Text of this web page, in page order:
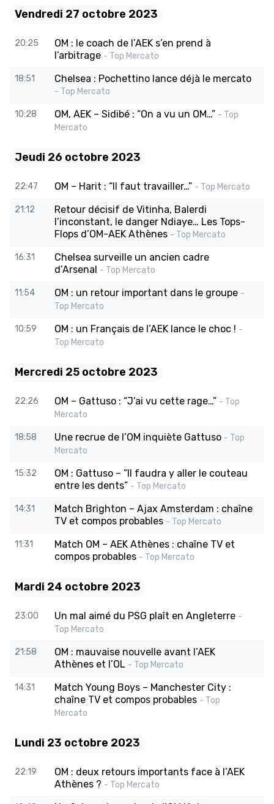
Vendredi 27 octobre 2023
20:25
OM : le coach de l’AEK s’en prend à
l’arbitrage - Top Mercato
18:51 Chelsea : Pochettino lance déjà le mercato
- Top Mercato
10:28 OM, AEK – Sidibé : “On a vu un OM…” - Top
Mercato
Jeudi 26 octobre 2023
22:47 OM – Harit : “Il faut travailler…” - Top Mercato
21:12
Retour décisif de Vitinha, Balerdi
l’inconstant, le danger Ndiaye… Les Tops-
Flops d’OM-AEK Athènes - Top Mercato
16:31
Chelsea surveille un ancien cadre
d’Arsenal - Top Mercato
11:54 OM : un retour important dans le groupe -
Top Mercato
10:59 OM : un Français de l’AEK lance le choc ! -
Top Mercato
Mercredi 25 octobre 2023
22:26 OM – Gattuso : “J’ai vu cette rage…” - Top
Mercato
18:58 Une recrue de l’OM inquiète Gattuso - Top
Mercato
15:32
OM : Gattuso – “Il faudra y aller le couteau
entre les dents” - Top Mercato
14:31
Match Brighton – Ajax Amsterdam : chaîne
TV et compos probables - Top Mercato
11:31
Match OM – AEK Athènes : chaîne TV et
compos probables - Top Mercato
Mardi 24 octobre 2023
23:00 Un mal aimé du PSG plaît en Angleterre -
Top Mercato
21:58
OM : mauvaise nouvelle avant l’AEK
Athènes et l’OL - Top Mercato
14:31
Match Young Boys – Manchester City :
chaîne TV et compos probables - Top
Mercato
Lundi 23 octobre 2023
22:19
OM : deux retours importants face à l’AEK
Athènes ? - Top Mercato